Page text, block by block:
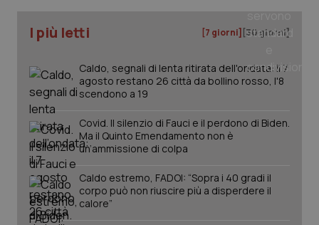
I più letti [7 giorni] [30 giorni]
Caldo, segnali di lenta ritirata dell'ondata: il 7
agosto restano 26 città da bollino rosso, l'8
scendono a 19
Covid. Il silenzio di Fauci e il perdono di Biden.
Ma il Quinto Emendamento non è
un’ammissione di colpa
Caldo estremo, FADOI: “Sopra i 40 gradi il
corpo può non riuscire più a disperdere il
calore”